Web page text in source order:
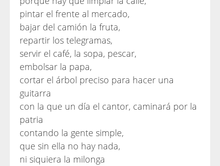
pintar el frente al mercado,
bajar del camión la fruta,
repartir los telegramas,
servir el café, la sopa, pescar,
embolsar la papa,
cortar el árbol preciso para hacer una
guitarra
con la que un día el cantor, caminará por la
patria
contando la gente simple,
que sin ella no hay nada,
ni siquiera la milonga